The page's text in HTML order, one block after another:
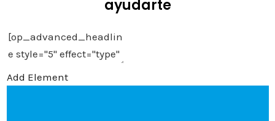
ayudarte
Add Element